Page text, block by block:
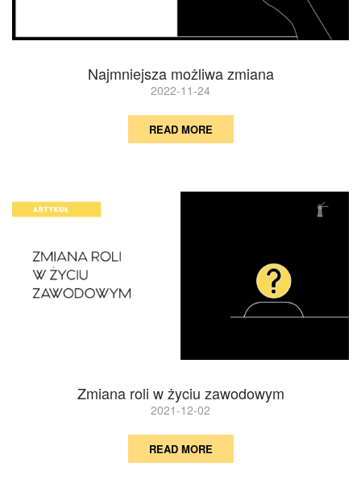
Najmniejsza możliwa zmiana
2022-11-24
READ MORE
Zmiana roli w życiu zawodowym
2021-12-02
READ MORE